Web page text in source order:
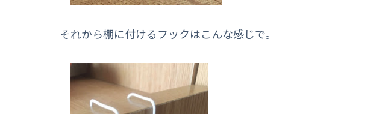
それから棚に付けるフックはこんな感じで。